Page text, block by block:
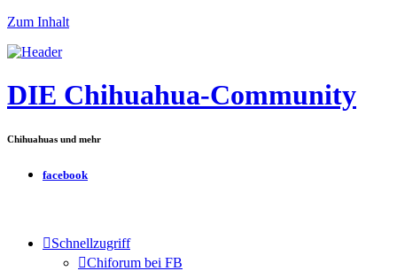
Zum Inhalt
DIE Chihuahua-Community
Chihuahuas und mehr
facebook
Schnellzugriff
Chiforum bei FB